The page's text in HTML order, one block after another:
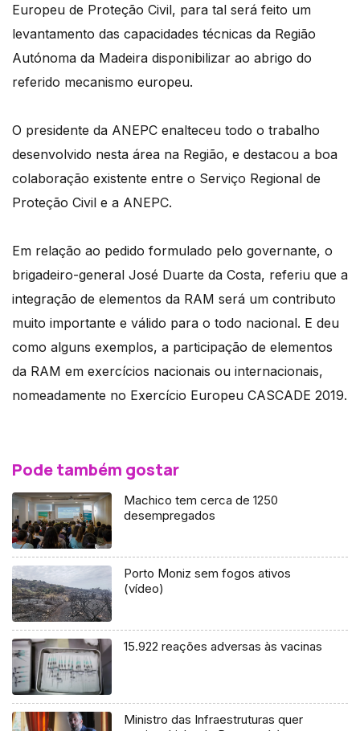
Europeu de Proteção Civil, para tal será feito um
levantamento das capacidades técnicas da Região
Autónoma da Madeira disponibilizar ao abrigo do
referido mecanismo europeu.
O presidente da ANEPC enalteceu todo o trabalho
desenvolvido nesta área na Região, e destacou a boa
colaboração existente entre o Serviço Regional de
Proteção Civil e a ANEPC.
Em relação ao pedido formulado pelo governante, o
brigadeiro-general José Duarte da Costa, referiu que a
integração de elementos da RAM será um contributo
muito importante e válido para o todo nacional. E deu
como alguns exemplos, a participação de elementos
da RAM em exercícios nacionais ou internacionais,
nomeadamente no Exercício Europeu CASCADE 2019.
Pode também gostar
Machico tem cerca de 1250
desempregados
Porto Moniz sem fogos ativos
(vídeo)
15.922 reações adversas às vacinas
Ministro das Infraestruturas quer